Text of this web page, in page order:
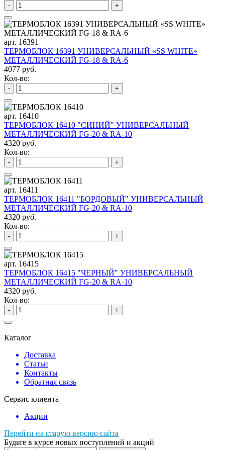
- +
арт. 16391
ТЕРМОБЛОК 16391 УНИВЕРСАЛЬНЫЙ «SS WHITE»
МЕТАЛЛИЧЕСКИЙ FG-18 & RA-6
4077 руб.
Кол-во:
- +
арт. 16410
ТЕРМОБЛОК 16410 "СИНИЙ" УНИВЕРСАЛЬНЫЙ
МЕТАЛЛИЧЕСКИЙ FG-20 & RA-10
4320 руб.
Кол-во:
- +
арт. 16411
ТЕРМОБЛОК 16411 "БОРДОВЫЙ" УНИВЕРСАЛЬНЫЙ
МЕТАЛЛИЧЕСКИЙ FG-20 & RA-10
4320 руб.
Кол-во:
- +
арт. 16415
ТЕРМОБЛОК 16415 "ЧЕРНЫЙ" УНИВЕРСАЛЬНЫЙ
МЕТАЛЛИЧЕСКИЙ FG-20 & RA-10
4320 руб.
Кол-во:
- +
Каталог
Доставка
Статьи
Контакты
Обратная связь
Сервис клиента
Акции
Перейти на старую версию сайта
Будьте в курсе новых поступлений и акций